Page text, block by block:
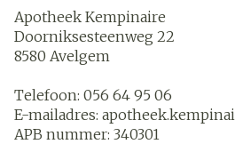
Apotheek Kempinaire
Doorniksesteenweg 22
8580 Avelgem
Telefoon: 056 64 95 06
E-mailadres:
APB nummer: 340301